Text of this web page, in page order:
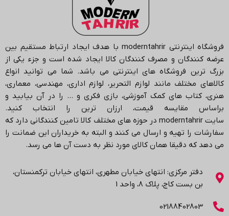
فروشگاه اینترنتی moderntahrir با هدف ایجاد ارتباط مستقیم بین
عرضه کنندگان و مصرف کنندگان کالا ایجاد شده است و جزء یکی از
بزرگ ترین فروشگاه های اینترنتی می باشد. شما می توانید انواع
کالاهای مختلف مانند لوازم التحریر، لوازم اداری، مهندسی، معماری،
هنری، کتاب های کمک آموزشی، بازی فکری و … را در آن بیابید و
براساس مقایسه قیمت، ارزان ترین را انتخاب کنید.
سایتmoderntahrir در حوزه های مختلف کالا تامین کنندگانی دارد که
سفارشات را تهیه و ارسال می کنند و البته به خریداران این ضمانت را
می دهد که دقیقا همان کالای مورد نظر به دست آن ها می رسد.
دفتر مرکزی: انتهاي خیابان مطهری، انتهاي خیابان ترکمنستان،
بن بست کاج، پلاک ۸، واحد 1
02188402803